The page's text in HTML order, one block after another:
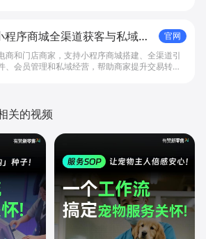
程序商城全渠道获客与私域复
, 找有赞
官网
商和门店商家，支持小程序商城搭建、全渠道引
、会员管理和私域经营，帮助商家提升交易转化
关的视频